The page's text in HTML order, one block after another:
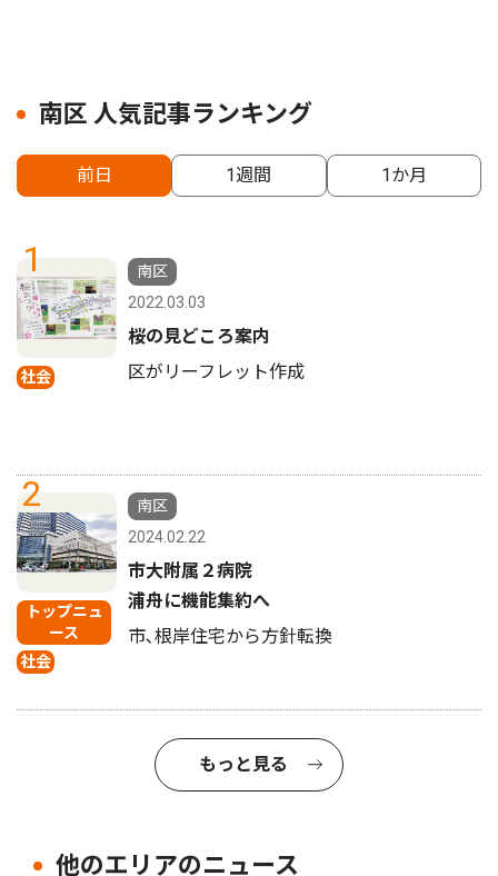
南区 人気記事ランキング
前日 1週間 1か月
1
社会
南区
2022.03.03
桜の見どころ案内
区がリーフレット作成
2
トップニュ
ース
社会
南区
2024.02.22
市大附属２病院
浦舟に機能集約へ
市､根岸住宅から方針転換
もっと見る
他のエリアのニュース